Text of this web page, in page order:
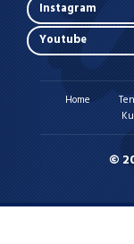
Instagram
Youtube
Home
©